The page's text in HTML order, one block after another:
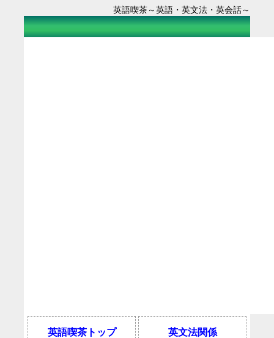
英語喫茶～英語・英文法・英会話～
英語喫茶トップ 英文法関係